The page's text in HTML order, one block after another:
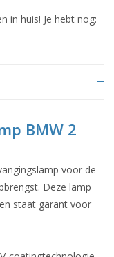
in huis! Je hebt nog:
BMW 2
voor de
Deze lamp
staat garant voor